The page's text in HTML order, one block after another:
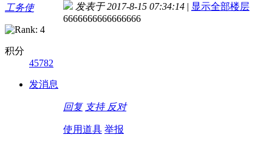
工务使
积分
45782
发消息
发表于 2017-8-15 07:34:14 | 显示全部楼层
6666666666666666
回复 支持 反对
使用道具 举报